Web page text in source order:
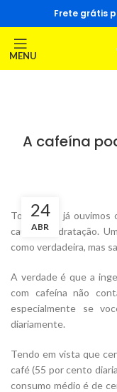
Frete grátis
MENU
A cafeína
24
ABR
Todos nós já
causa desidratação.
como verdadeira, mas
A verdade é que a
com cafeína não
especialmente se
diariamente.
Tendo em vista que
café (55 por cento
consumo médio é de